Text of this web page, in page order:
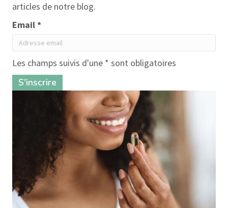
articles de notre blog.
Email *
Les champs suivis d'une * sont obligatoires